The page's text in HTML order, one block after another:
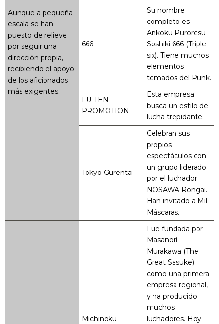
Aunque a pequeña
escala se han
puesto de relieve
por seguir una
dirección propia,
recibiendo el apoyo
de los aficionados
más exigentes.
666
Su nombre
completo es
Ankoku Puroresu
Soshiki 666 (Triple
six). Tiene muchos
elementos
tomados del Punk.
FU-TEN
PROMOTION
Esta empresa
busca un estilo de
lucha trepidante.
Tōkyō Gurentai
Celebran sus
propios
espectáculos con
un grupo liderado
por el luchador
NOSAWA Rongai.
Han invitado a Mil
Máscaras.
Michinoku
Fue fundada por
Masanori
Murakawa (The
Great Sasuke)
como una primera
empresa regional,
y ha producido
muchos
luchadores. Hoy